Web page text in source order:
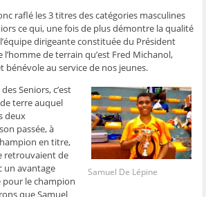
raflé les 3 titres des catégories masculines
ce qui, une fois de plus démontre la qualité
dirigeante constituée du Président
de terrain qu’est Fred Michanol,
bénévole au service de nos jeunes.
Samuel De Lépine
Seniors, c’est
terre auquel
deux
passée, à
en titre,
retrouvaient de
un avantage
le champion
que Samuel